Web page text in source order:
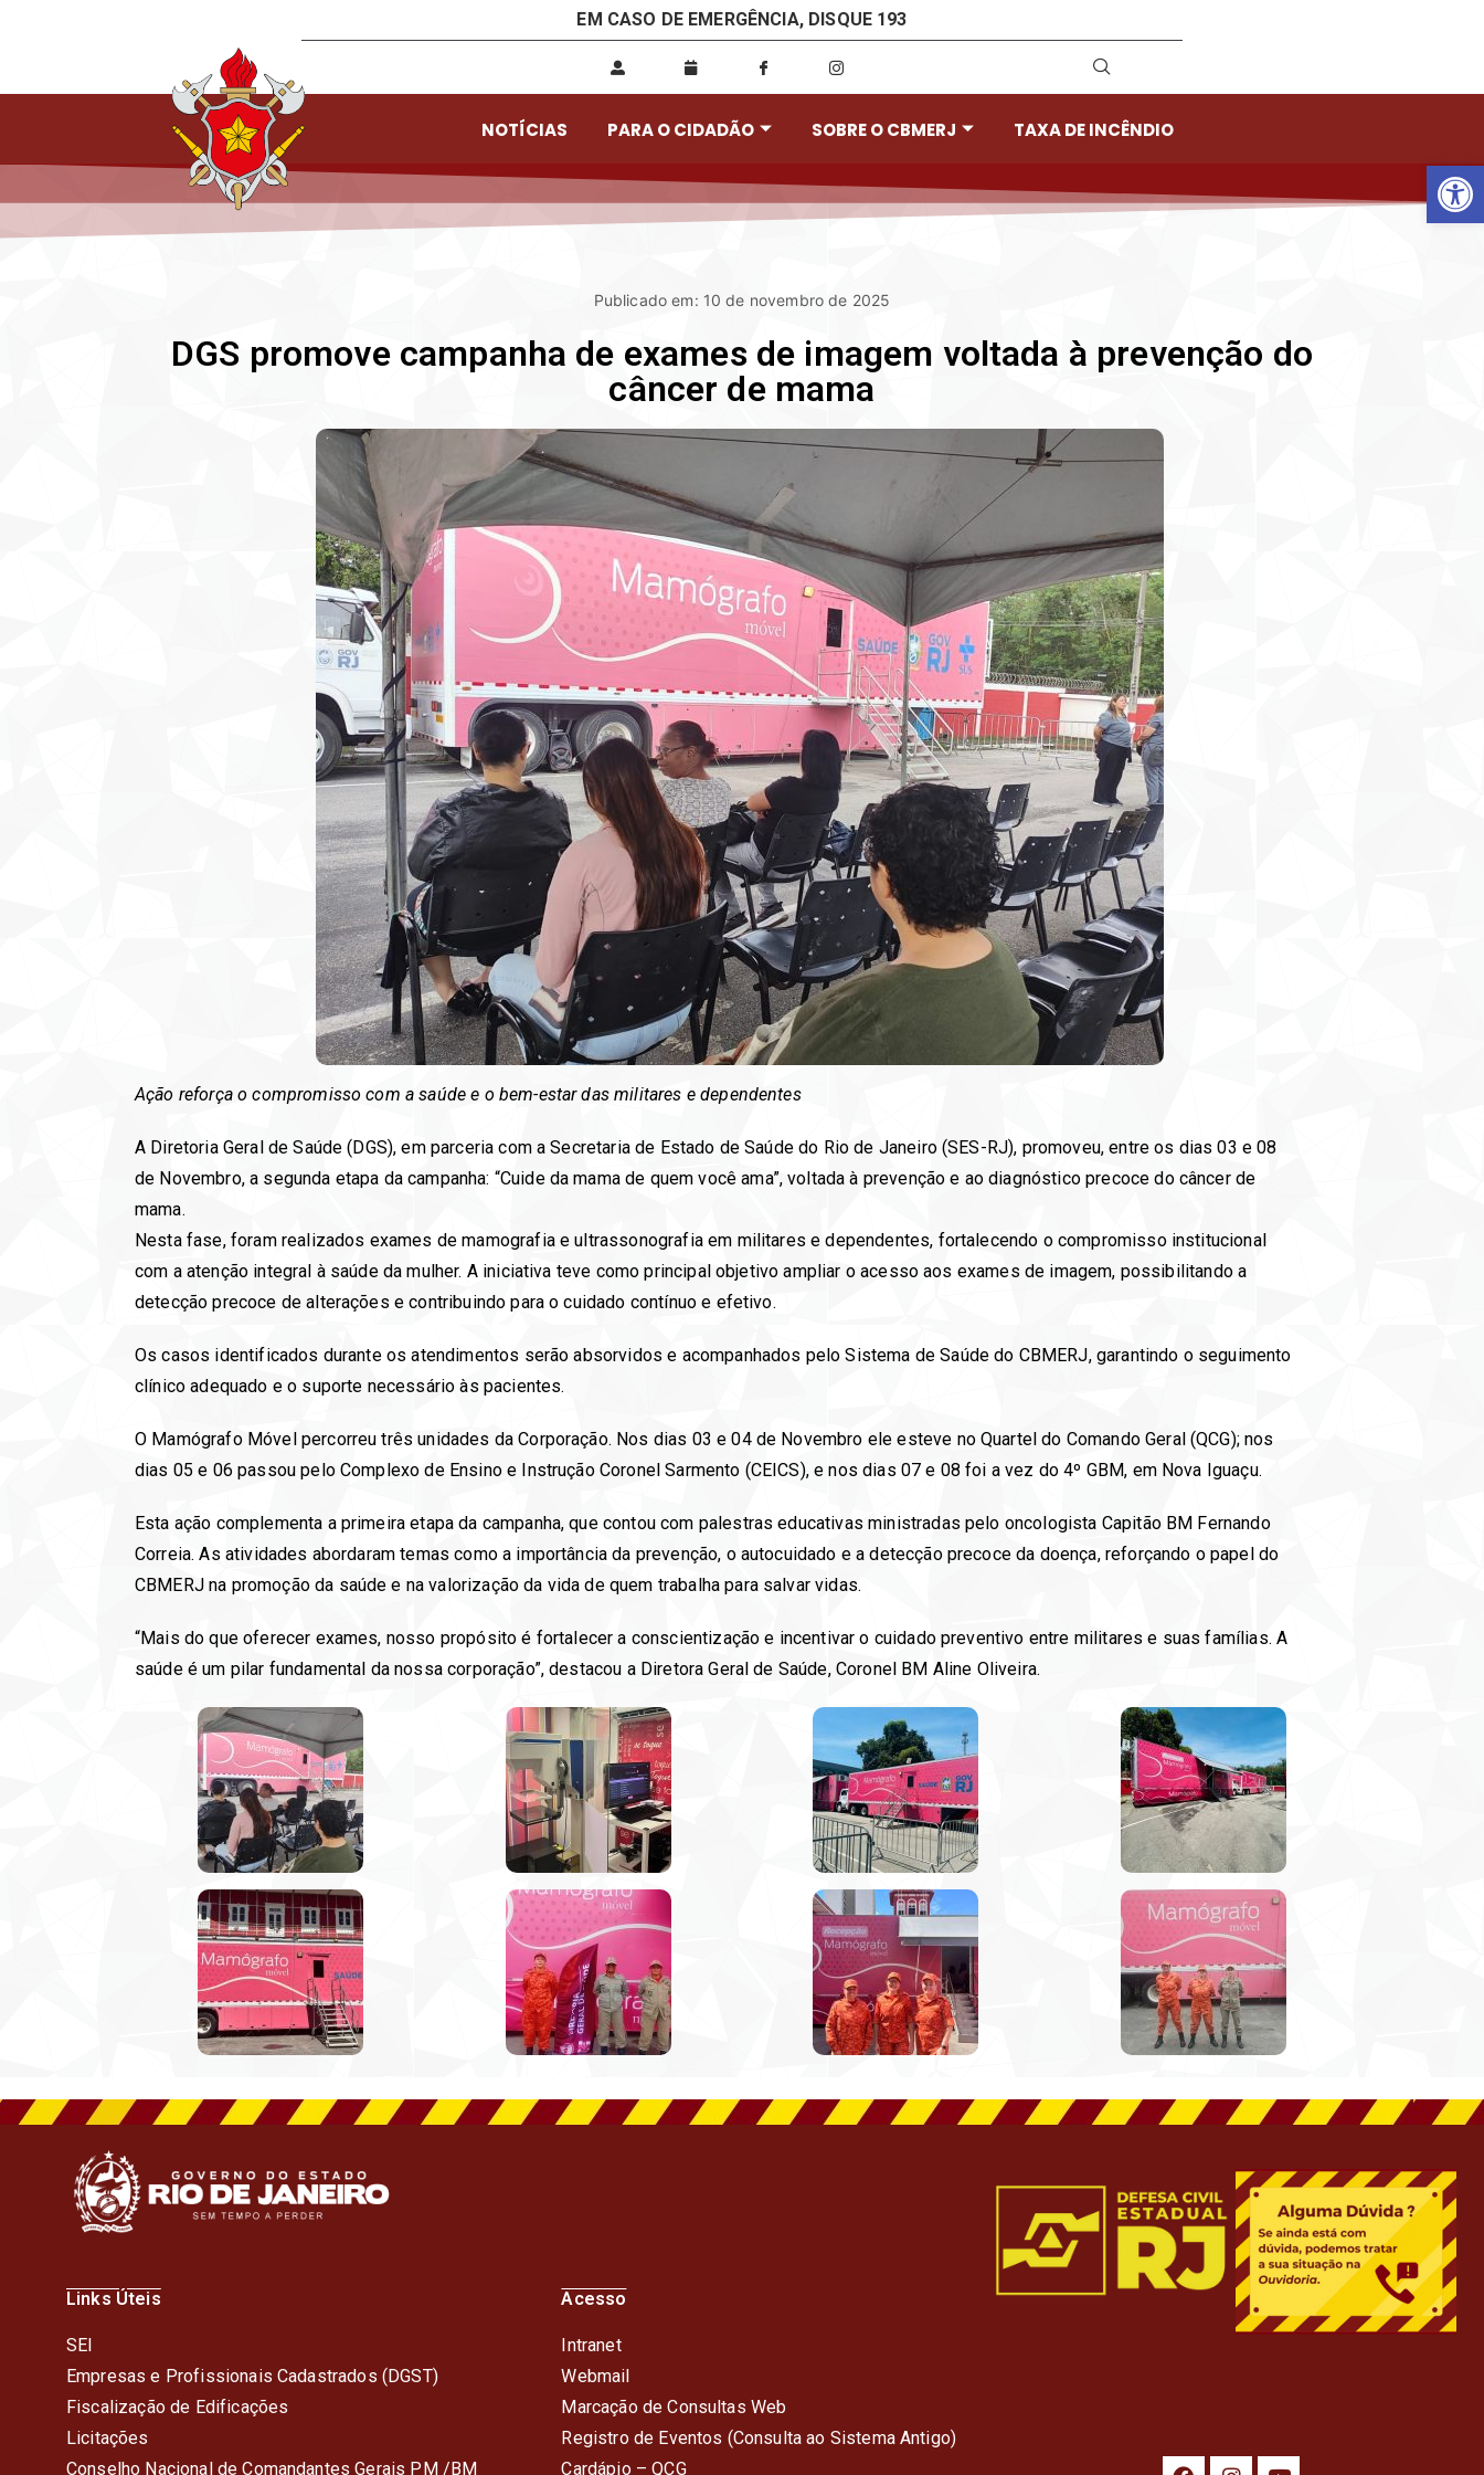
EM CASO DE EMERGÊNCIA, DISQUE 193
NOTÍCIAS PARA O CIDADÃO SOBRE O CBMERJ TAXA DE INCÊNDIO
Publicado em: 10 de novembro de 2025
DGS promove campanha de exames de imagem voltada à prevenção do
câncer de mama
Ação reforça o compromisso com a saúde e o bem-estar das militares e dependentes
A Diretoria Geral de Saúde (DGS), em parceria com a Secretaria de Estado de Saúde do Rio de Janeiro (SES-RJ), promoveu, entre os dias 03 e 08
de Novembro, a segunda etapa da campanha: “Cuide da mama de quem você ama”, voltada à prevenção e ao diagnóstico precoce do câncer de
mama.
Nesta fase, foram realizados exames de mamografia e ultrassonografia em militares e dependentes, fortalecendo o compromisso institucional
com a atenção integral à saúde da mulher. A iniciativa teve como principal objetivo ampliar o acesso aos exames de imagem, possibilitando a
detecção precoce de alterações e contribuindo para o cuidado contínuo e efetivo.
Os casos identificados durante os atendimentos serão absorvidos e acompanhados pelo Sistema de Saúde do CBMERJ, garantindo o seguimento
clínico adequado e o suporte necessário às pacientes.
O Mamógrafo Móvel percorreu três unidades da Corporação. Nos dias 03 e 04 de Novembro ele esteve no Quartel do Comando Geral (QCG); nos
dias 05 e 06 passou pelo Complexo de Ensino e Instrução Coronel Sarmento (CEICS), e nos dias 07 e 08 foi a vez do 4º GBM, em Nova Iguaçu.
Esta ação complementa a primeira etapa da campanha, que contou com palestras educativas ministradas pelo oncologista Capitão BM Fernando
Correia. As atividades abordaram temas como a importância da prevenção, o autocuidado e a detecção precoce da doença, reforçando o papel do
CBMERJ na promoção da saúde e na valorização da vida de quem trabalha para salvar vidas.
“Mais do que oferecer exames, nosso propósito é fortalecer a conscientização e incentivar o cuidado preventivo entre militares e suas famílias. A
saúde é um pilar fundamental da nossa corporação”, destacou a Diretora Geral de Saúde, Coronel BM Aline Oliveira.
Links Úteis
SEI
Empresas e Profissionais Cadastrados (DGST)
Fiscalização de Edificações
Licitações
Conselho Nacional de Comandantes Gerais PM /BM
Acesso
Intranet
Webmail
Marcação de Consultas Web
Registro de Eventos (Consulta ao Sistema Antigo)
Cardápio – QCG